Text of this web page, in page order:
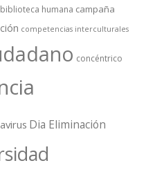
biblioteca humana campaña
competencias interculturales
concéntrico
Dia Eliminación